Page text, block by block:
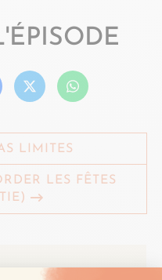
LIMITES
LES FÊTES